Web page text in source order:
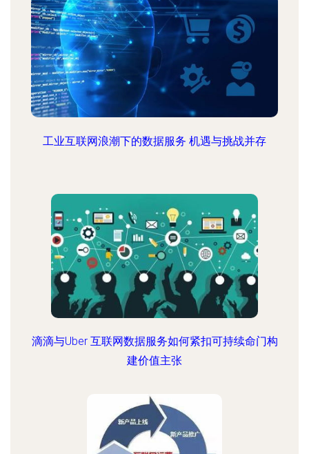
工业互联网浪潮下的数据服务 机遇与挑战并存
滴滴与Uber 互联网数据服务如何紧扣可持续命门构
建价值主张